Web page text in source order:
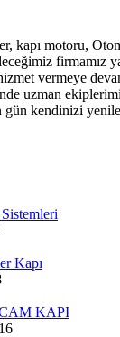
kapı motoru,
firmamız
vermeye
uzman
gün kendinizi
Kapı
KAPI